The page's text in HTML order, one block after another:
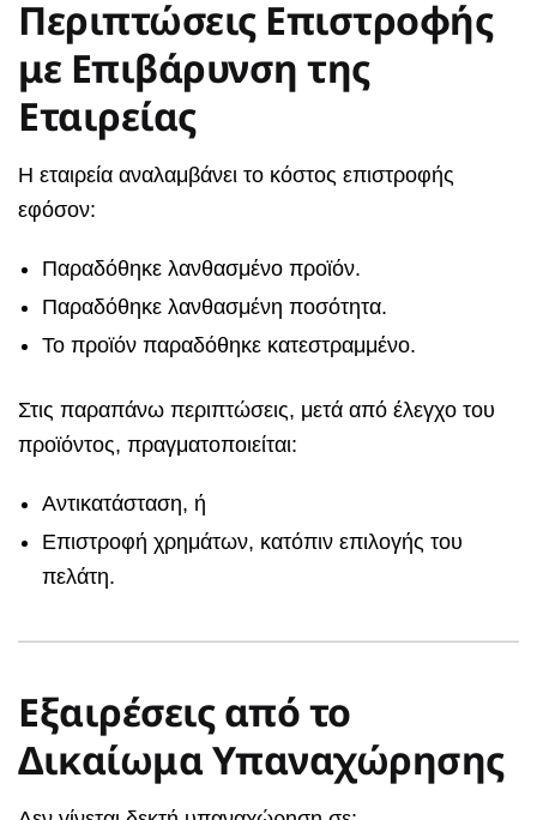
Περιπτώσεις Επιστροφής
με Επιβάρυνση της
Εταιρείας
Η εταιρεία αναλαμβάνει το κόστος επιστροφής
εφόσον:
Παραδόθηκε λανθασμένο προϊόν.
Παραδόθηκε λανθασμένη ποσότητα.
Το προϊόν παραδόθηκε κατεστραμμένο.
Στις παραπάνω περιπτώσεις, μετά από έλεγχο του
προϊόντος, πραγματοποιείται:
Αντικατάσταση, ή
Επιστροφή χρημάτων, κατόπιν επιλογής του
πελάτη.
Εξαιρέσεις από το
Δικαίωμα Υπαναχώρησης